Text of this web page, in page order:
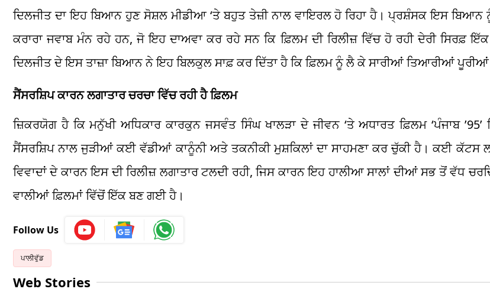
ਦਿਲਜੀਤ ਦਾ ਇਹ ਬਿਆਨ ਹੁਣ ਸੋਸ਼ਲ ਮੀਡੀਆ ‘ਤੇ ਬਹੁਤ ਤੇਜ਼ੀ ਨਾਲ ਵਾਇਰਲ ਹੋ ਰਿਹਾ ਹੈ। ਪ੍ਰਸ਼ੰਸਕ ਇਸ
ਕਰਾਰਾ ਜਵਾਬ ਮੰਨ ਰਹੇ ਹਨ, ਜੋ ਇਹ ਦਾਅਵਾ ਕਰ ਰਹੇ ਸਨ ਕਿ ਫ਼ਿਲਮ ਦੀ ਰਿਲੀਜ਼ ਵਿੱਚ ਹੋ ਰਹੀ ਦੇਰੀ ਸਿਰਫ਼ ਇੱਕ
ਦਿਲਜੀਤ ਦੇ ਇਸ ਤਾਜ਼ਾ ਬਿਆਨ ਨੇ ਇਹ ਬਿਲਕੁਲ ਸਾਫ਼ ਕਰ ਦਿੱਤਾ ਹੈ ਕਿ ਫ਼ਿਲਮ ਨੂੰ ਲੈ ਕੇ ਸਾਰੀਆਂ ਤਿਆਰੀਆਂ
ਸੈਂਸਰਸ਼ਿਪ ਕਾਰਨ ਲਗਾਤਾਰ ਚਰਚਾ ਵਿੱਚ ਰਹੀ ਹੈ ਫ਼ਿਲਮ
ਜ਼ਿਕਰਯੋਗ ਹੈ ਕਿ ਮਨੁੱਖੀ ਅਧਿਕਾਰ ਕਾਰਕੁਨ ਜਸਵੰਤ ਸਿੰਘ ਖਾਲੜਾ ਦੇ ਜੀਵਨ ‘ਤੇ ਅਧਾਰਤ ਫ਼ਿਲਮ ‘ਪੰਜਾਬ ’95’
ਸੈਂਸਰਸ਼ਿਪ ਨਾਲ ਜੁੜੀਆਂ ਕਈ ਵੱਡੀਆਂ ਕਾਨੂੰਨੀ ਅਤੇ ਤਕਨੀਕੀ ਮੁਸ਼ਕਿਲਾਂ ਦਾ ਸਾਹਮਣਾ ਕਰ ਚੁੱਕੀ ਹੈ। ਕਈ ਕੱਟਸ
ਵਿਵਾਦਾਂ ਦੇ ਕਾਰਨ ਇਸ ਦੀ ਰਿਲੀਜ਼ ਲਗਾਤਾਰ ਟਲਦੀ ਰਹੀ, ਜਿਸ ਕਾਰਨ ਇਹ ਹਾਲੀਆ ਸਾਲਾਂ ਦੀਆਂ ਸਭ ਤੋਂ ਵੱਧ
ਵਾਲੀਆਂ ਫ਼ਿਲਮਾਂ ਵਿੱਚੋਂ ਇੱਕ ਬਣ ਗਈ ਹੈ।
Follow Us
ਪਾਲੀਵੁੱਡ
Web Stories